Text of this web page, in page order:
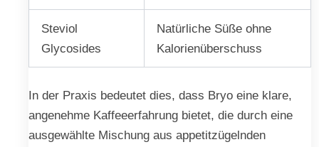
Steviol
Glycosides
Natürliche Süße ohne
Kalorienüberschuss
In der Praxis bedeutet dies, dass Bryo eine klare,
angenehme Kaffeeerfahrung bietet, die durch eine
ausgewählte Mischung aus appetitzügelnden